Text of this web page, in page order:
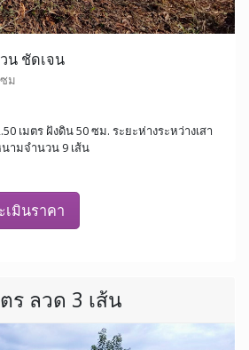
น ชัดเจน
ม
เมตร ฝังดิน 50 ซม. ระยะห่างระหว่างเสา
นามจำนวน 9 เส้น
เมินราคา
ร ลวด 3 เส้น